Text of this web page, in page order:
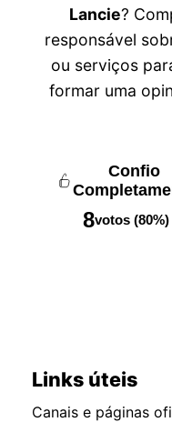
Lancie?
responsável
ou serviços
formar uma
Confio
8votos (80%)
Links úteis
Canais e páginas